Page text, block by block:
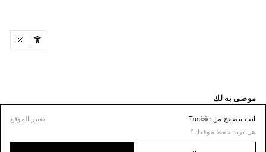
أنت تتصفح من Tunisie
تغيير الموقع
هل تريد حفظ موقعك؟